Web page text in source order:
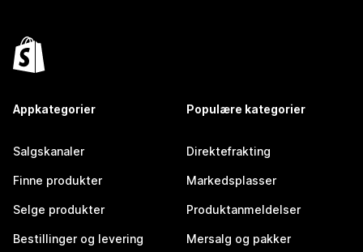
Appkategorier
Salgskanaler
Finne produkter
Selge produkter
Bestillinger og levering
Populære kategorier
Direktefrakting
Markedsplasser
Produktanmeldelser
Mersalg og pakker